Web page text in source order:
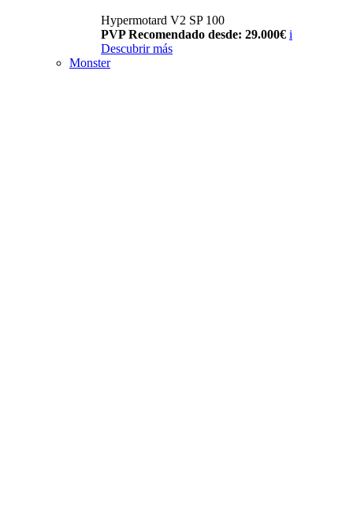
Hypermotard V2 SP 100
PVP Recomendado desde: 29.000€ i
Descubrir más
Monster